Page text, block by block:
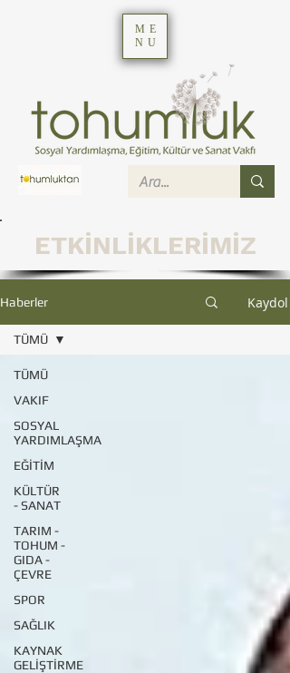
ME
NU
ETKİNLİKLERİMİZ
Haberler Kaydol
TÜMÜ
VAKIF
SOSYAL
YARDIMLAŞMA
EĞİTİM
KÜLTÜR
- SANAT
TARIM -
TOHUM -
GIDA -
ÇEVRE
SPOR
SAĞLIK
KAYNAK
GELİŞTİRME
TÜMÜ